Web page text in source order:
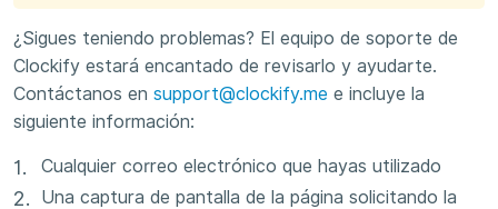
¿Sigues teniendo problemas? El equipo de soporte de
Clockify estará encantado de revisarlo y ayudarte.
Contáctanos en support@clockify.me e incluye la
siguiente información:
Cualquier correo electrónico que hayas utilizado
Una captura de pantalla de la página solicitando la